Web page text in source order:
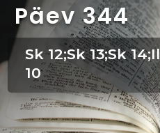
Päev 344
Sk 12;Sk 13;Sk
10